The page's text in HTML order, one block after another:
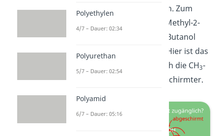
Sauerstoffatom behindern. Zum
Vergleich ist bei einem 2-Methyl-2-
propanol, oder auch tert-Butanol
genannt, der Fall anders. Hier ist das
freie Elektronenpaar durch die CH3-
Fragmente sterisch abgeschirmter.
Polyethylen
4/7 – Dauer: 02:34
Polyurethan
5/7 – Dauer: 02:54
Polyamid
6/7 – Dauer: 05:16